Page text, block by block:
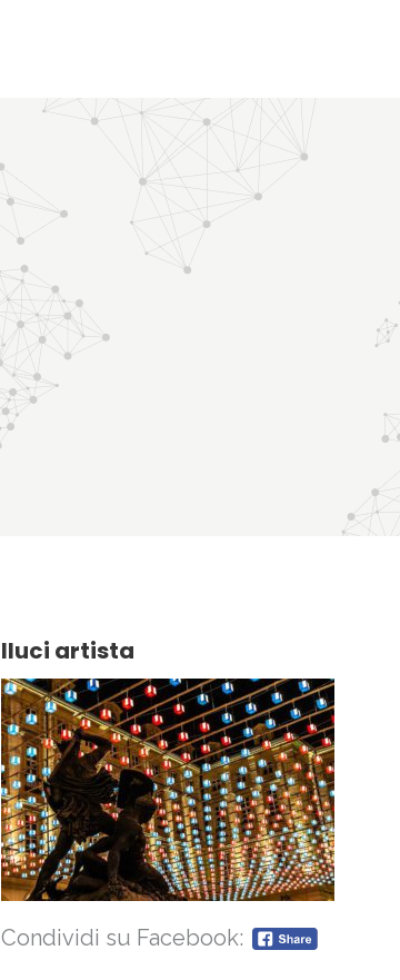
lluci artista
Condividi su Facebook: